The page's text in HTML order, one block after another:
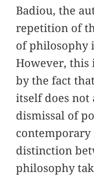
Badiou, the
repetition of
of philosophy
However, this
by the fact
itself does not
dismissal of
distinction
philosophy